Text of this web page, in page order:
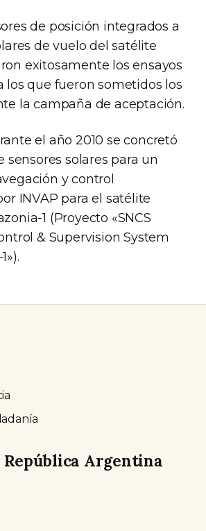
de posición integrados a
de vuelo del satélite
exitosamente los ensayos
los que fueron sometidos los
la campaña de aceptación.
el año 2010 se concretó
sensores solares para un
y control
INVAP para el satélite
1 (Proyecto «SNCS
& Supervision System
República Argentina